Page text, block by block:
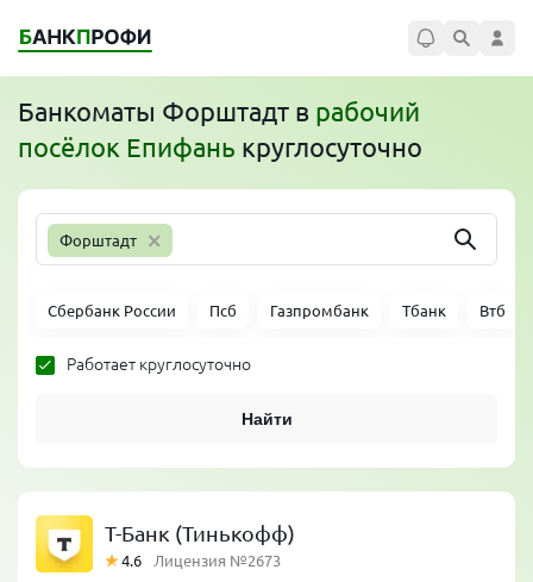
Банкоматы Форштадт в рабочий
посёлок Епифань круглосуточно
Форштадт ×
Сбербанк России Псб Газпромбанк Тбанк Втб
Работает круглосуточно
Найти
Т-Банк (Тинькофф)
4.6 Лицензия №2673